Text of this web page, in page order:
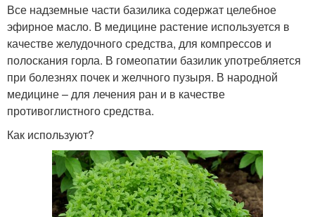
Все надземные части базилика содержат целебное
эфирное масло. В медицине растение используется в
качестве желудочного средства, для компрессов и
полоскания горла. В гомеопатии базилик употребляется
при болезнях почек и желчного пузыря. В народной
медицине – для лечения ран и в качестве
противоглистного средства.
Как используют?